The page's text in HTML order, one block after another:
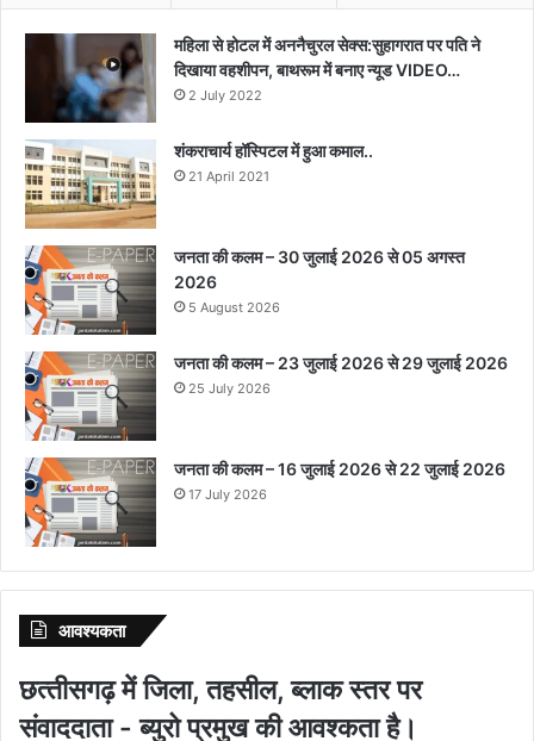
महिला से होटल में अननैचुरल सेक्स:सुहागरात पर पति ने
दिखाया वहशीपन, बाथरूम में बनाए न्यूड VIDEO…
2 July 2022
शंकराचार्य हॉस्पिटल में हुआ कमाल..
21 April 2021
जनता की कलम – 30 जुलाई 2026 से 05 अगस्त
2026
5 August 2026
जनता की कलम – 23 जुलाई 2026 से 29 जुलाई 2026
25 July 2026
जनता की कलम – 16 जुलाई 2026 से 22 जुलाई 2026
17 July 2026
आवश्‍यकता
छत्‍तीसगढ़ में जिला, तहसील, ब्‍लाक स्‍तर पर
संवाददाता - ब्‍युरो प्रमुख की आवश्‍कता है।